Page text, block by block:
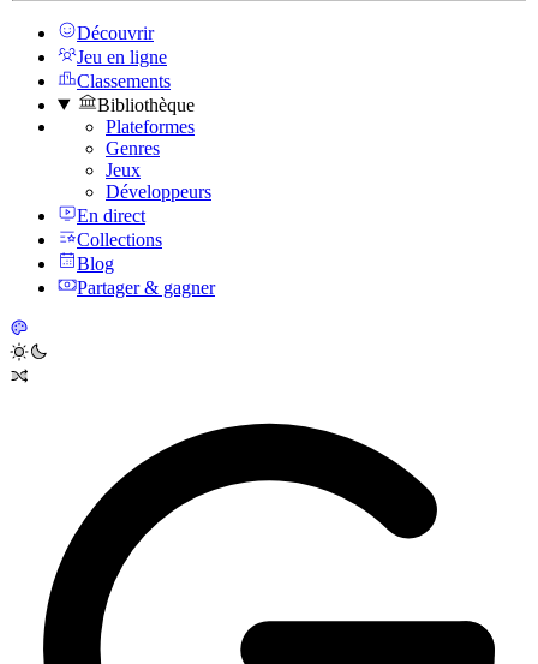
Découvrir
Jeu en ligne
Classements
Bibliothèque
Plateformes
Genres
Jeux
Développeurs
En direct
Collections
Blog
Partager & gagner